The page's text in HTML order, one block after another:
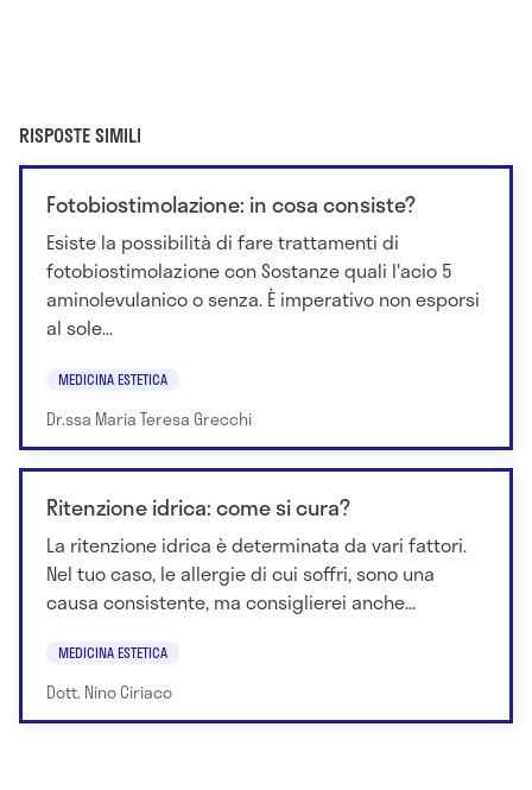
RISPOSTE SIMILI
Fotobiostimolazione: in cosa consiste?
Esiste la possibilità di fare trattamenti di
fotobiostimolazione con Sostanze quali l'acio 5
aminolevulanico o senza. È imperativo non esporsi
al sole...
MEDICINA ESTETICA
Dr.ssa Maria Teresa Grecchi
Ritenzione idrica: come si cura?
La ritenzione idrica è determinata da vari fattori.
Nel tuo caso, le allergie di cui soffri, sono una
causa consistente, ma consiglierei anche...
MEDICINA ESTETICA
Dott. Nino Ciriaco